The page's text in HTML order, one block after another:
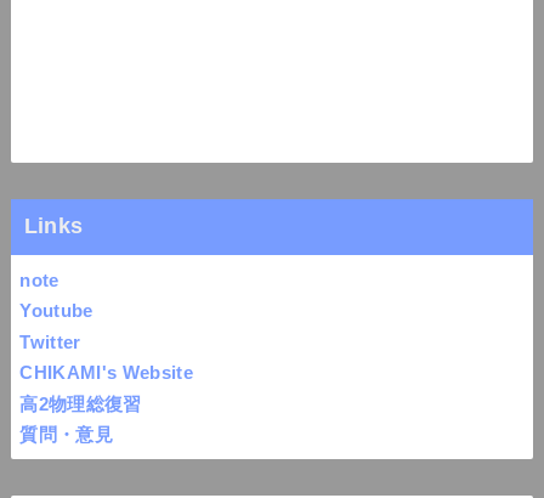
Links
note
Youtube
Twitter
CHIKAMI's Website
高2物理総復習
質問・意見